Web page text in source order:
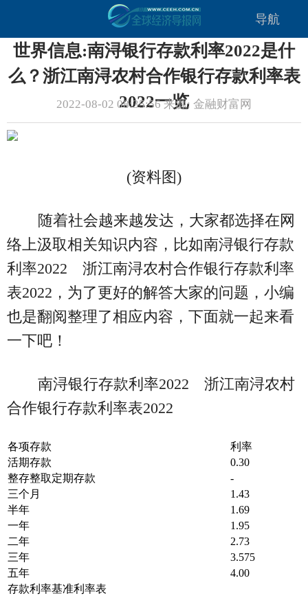
导航
世界信息:南浔银行存款利率2022是什
么？浙江南浔农村合作银行存款利率表
2022一览
2022-08-02 08:35:56 来源: 金融财富网
(资料图)
随着社会越来越发达，大家都选择在网
络上汲取相关知识内容，比如南浔银行存款
利率2022 浙江南浔农村合作银行存款利率
表2022，为了更好的解答大家的问题，小编
也是翻阅整理了相应内容，下面就一起来看
一下吧！
南浔银行存款利率2022 浙江南浔农村
合作银行存款利率表2022
各项存款
利率
活期存款
0.30
整存整取定期存款
-
三个月
1.43
半年
1.69
一年
1.95
二年
2.73
三年
3.575
五年
4.00
存款利率基准利率表